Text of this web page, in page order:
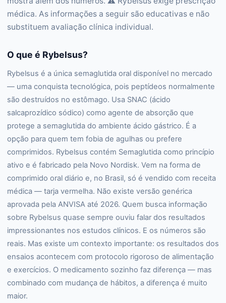
médica. As informações a seguir são educativas e não
substituem avaliação clínica individual.
O que é Rybelsus?
Rybelsus é a única semaglutida oral disponível no mercado
— uma conquista tecnológica, pois peptídeos normalmente
são destruídos no estômago. Usa SNAC (ácido
salcaprozídico sódico) como agente de absorção que
protege a semaglutida do ambiente ácido gástrico. É a
opção para quem tem fobia de agulhas ou prefere
comprimidos. Rybelsus contém Semaglutida como princípio
ativo e é fabricado pela Novo Nordisk. Vem na forma de
comprimido oral diário e, no Brasil, só é vendido com receita
médica — tarja vermelha. Não existe versão genérica
aprovada pela ANVISA até 2026. Quem busca informação
sobre Rybelsus quase sempre ouviu falar dos resultados
impressionantes nos estudos clínicos. E os números são
reais. Mas existe um contexto importante: os resultados dos
ensaios acontecem com protocolo rigoroso de alimentação
e exercícios. O medicamento sozinho faz diferença — mas
combinado com mudança de hábitos, a diferença é muito
maior.